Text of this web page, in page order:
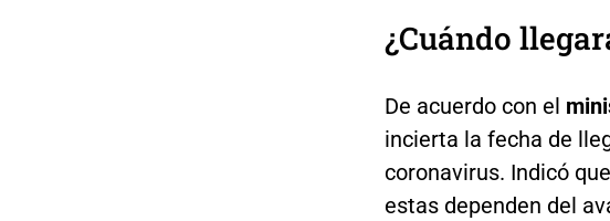
¿Cuándo
De acuerdo con el
incierta la fecha de
coronavirus. Indicó
estas dependen del